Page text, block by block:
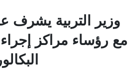
وزير التربية يشرف
مع رؤساء مراكز